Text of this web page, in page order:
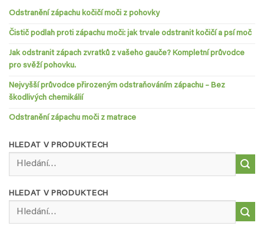
Odstranění zápachu kočičí moči z pohovky
Čistič podlah proti zápachu moči: jak trvale odstranit kočičí a psí moč
Jak odstranit zápach zvratků z vašeho gauče? Kompletní průvodce
pro svěží pohovku.
Nejvyšší průvodce přirozeným odstraňováním zápachu – Bez
škodlivých chemikálií
Odstranění zápachu moči z matrace
HLEDAT V PRODUKTECH
HLEDAT V PRODUKTECH